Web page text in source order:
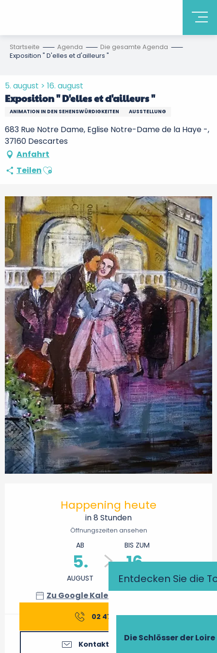
Entdecken Sie die
Die Schlösser der Loire
Startseite Agenda
Die gesamte Agenda
Exposition " D'elles et d'ailleurs "
5. august > 16. august
Exposition " D'elles et d'ailleurs "
ANIMATION IN DEN SEHENSWÜRDIGKEITEN AUSSTELLUNG
683 Rue Notre Dame, Eglise Notre-Dame de la Haye -,
37160 Descartes
Anfahrt
TeilenAjouter aux favoris
Happening heute
in 8 Stunden
Öffnungszeiten ansehen
AB
5.
AUGUST
BIS ZUM
16.
AUGUST
Zu Google Kalender hinzufügen
02 47 91 42▒▒
Kontaktieren Sie uns